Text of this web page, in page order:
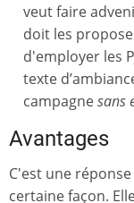
veut faire
doit les
d'employer les
texte
campagnesans
Avantages
C'est une
certaine façon.